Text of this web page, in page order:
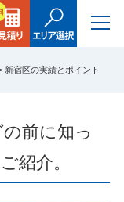
新宿区の実績とポイント
前に知っ
紹介。